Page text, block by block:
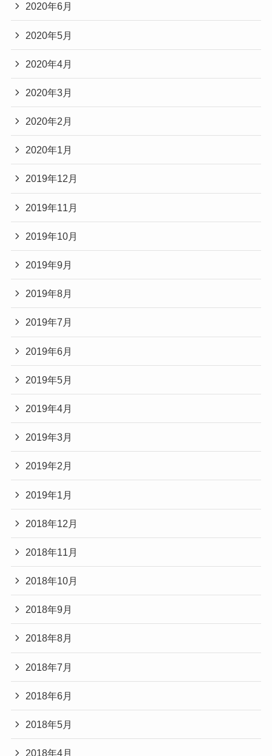
2020年6月
2020年5月
2020年4月
2020年3月
2020年2月
2020年1月
2019年12月
2019年11月
2019年10月
2019年9月
2019年8月
2019年7月
2019年6月
2019年5月
2019年4月
2019年3月
2019年2月
2019年1月
2018年12月
2018年11月
2018年10月
2018年9月
2018年8月
2018年7月
2018年6月
2018年5月
2018年4月